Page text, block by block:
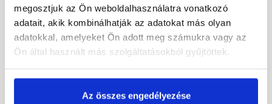
megosztjuk az Ön weboldalhasználatra vonatkozó
adatait, akik kombinálhatják az adatokat más olyan
adatokkal, amelyeket Ön adott meg számukra vagy az
Ön által használt más szolgáltatásokból gyűjtöttek.
Az összes engedélyezése
Leier alumínium
szellőzőszalag
téglavörös/fekete10 m
Klöber ereszszellőző
szalag téglavörös 10 cm x
5 m